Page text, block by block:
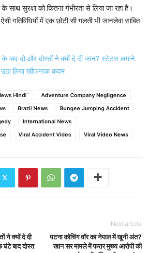
साथ सुरक्षा को कितना गंभीरता से लिया जा रहा है।
गतिविधियों में एक छोटी सी गलती भी जानलेवा साबित
बाद दो और दोस्तों ने क्यों दे दी जान? स्टेटस लगाने
लिया खौफनाक कदम
Hindi`
Adventure Company Negligence
Brazil News
Bungee Jumping Accident
International News
Viral Accident Video Viral Video News
ने क्यों दे दी
बाद दोस्त
Next article
पटना कोचिंग वॉर का नेपाल में खूनी अंत?
खान सर मामले में फरार मुख्य आरोपी की